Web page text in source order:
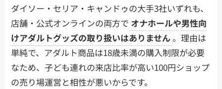
ダイソー・セリア・キャンドゥの大手3社いずれも、
店舗・公式オンラインの両方で オナホールや男性向
けアダルトグッズの取り扱いはありません。理由は
単純で、アダルト商品は18歳未満の購入制限が必要
なため、子ども連れの来店比率が高い100円ショップ
の売り場運営と相性が悪いからです。